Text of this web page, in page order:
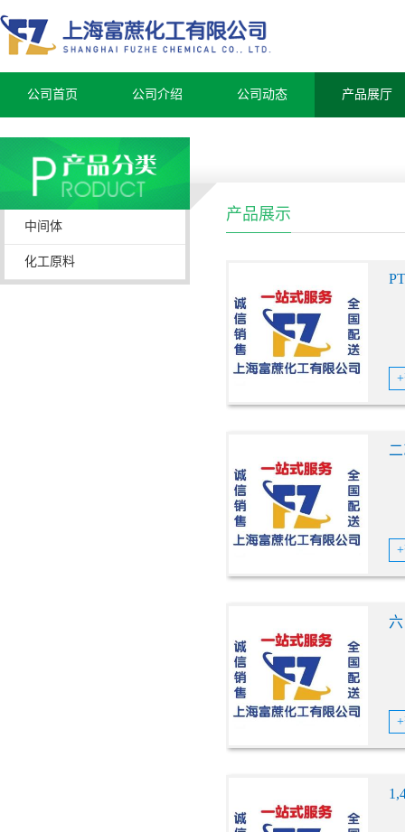
公司首页 公司介绍 公司动态 产品展厅
中间体
化工原料
产品展示